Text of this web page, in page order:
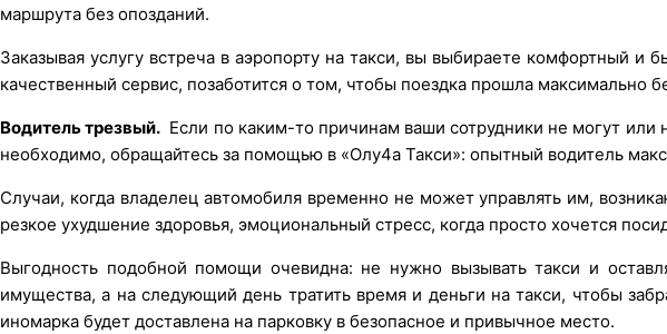
маршрута без опозданий.
Заказывая услугу встреча в аэропорту на такси, вы выбираете комфортный
качественный сервис, позаботится о том, чтобы поездка прошла максимально
Водитель трезвый. Если по каким-то причинам ваши сотрудники не могут или
необходимо, обращайтесь за помощью в «Олу4а Такси»: опытный водитель
Случаи, когда владелец автомобиля временно не может управлять им,
резкое ухудшение здоровья, эмоциональный стресс, когда просто хочется
Выгодность подобной помощи очевидна: не нужно вызывать такси и
имущества, a на следующий день тратить время и деньги на такси, чтобы
иномарка будет доставлена на парковку в безопасное и привычное место.